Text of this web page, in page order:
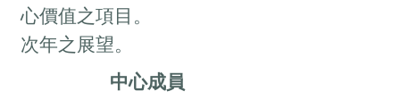
心價值之項目。
次年之展望。
中心成員